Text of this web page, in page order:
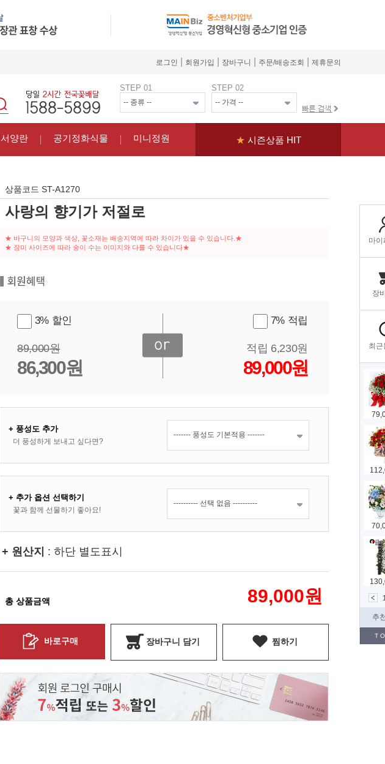
로그인 회원가입 장바구니 주문/배송조회 제휴문의
STEP 01 STEP 02
서양란 공기정화식물 미니정원 ★ 시즌상품 HIT
상품코드 ST-A1270
사랑의 향기가 저절로
★ 바구니의 모양과 색상, 꽃소재는 배송지역에 따라 차이가 있을 수 있습니다.★
★ 장미 사이즈에 따라 송이 수는 이미지와 다를 수 있습니다★
3% 할인
89,000원
86,300원
7% 적립
적립 6,230원
89,000원
+ 풍성도 추가
더 풍성하게 보내고 싶다면?
+ 추가 옵션 선택하기
꽃과 함께 선물하기 좋아요!
+ 원산지 : 하단 별도표시
총 상품금액 89,000원
바로구매 장바구니 담기 찜하기